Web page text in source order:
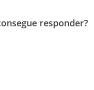
responder?